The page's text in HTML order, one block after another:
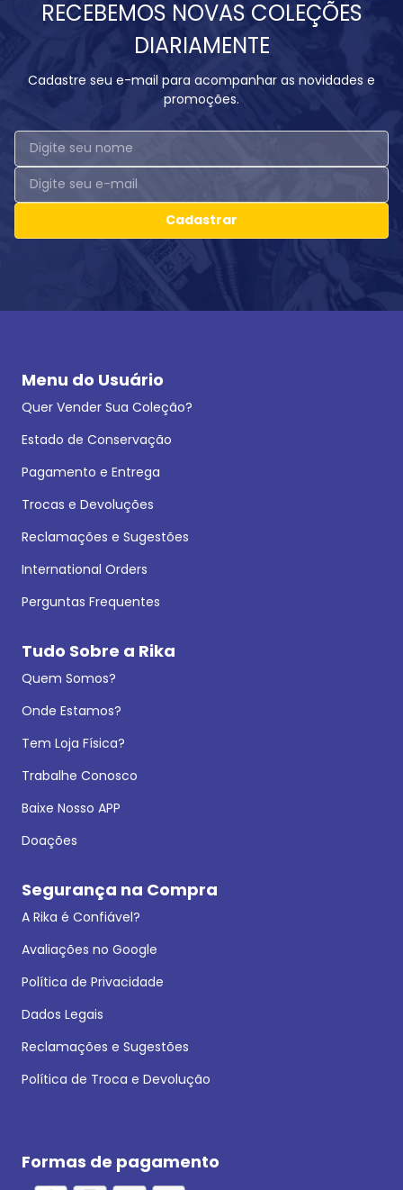
RECEBEMOS NOVAS COLEÇÕES
DIARIAMENTE
Cadastre seu e-mail para acompanhar as novidades e
promoções.
Cadastrar
Menu do Usuário
Quer Vender Sua Coleção?
Estado de Conservação
Pagamento e Entrega
Trocas e Devoluções
Reclamações e Sugestões
International Orders
Perguntas Frequentes
Tudo Sobre a Rika
Quem Somos?
Onde Estamos?
Tem Loja Física?
Trabalhe Conosco
Baixe Nosso APP
Doações
Segurança na Compra
A Rika é Confiável?
Avaliações no Google
Política de Privacidade
Dados Legais
Reclamações e Sugestões
Política de Troca e Devolução
Formas de pagamento